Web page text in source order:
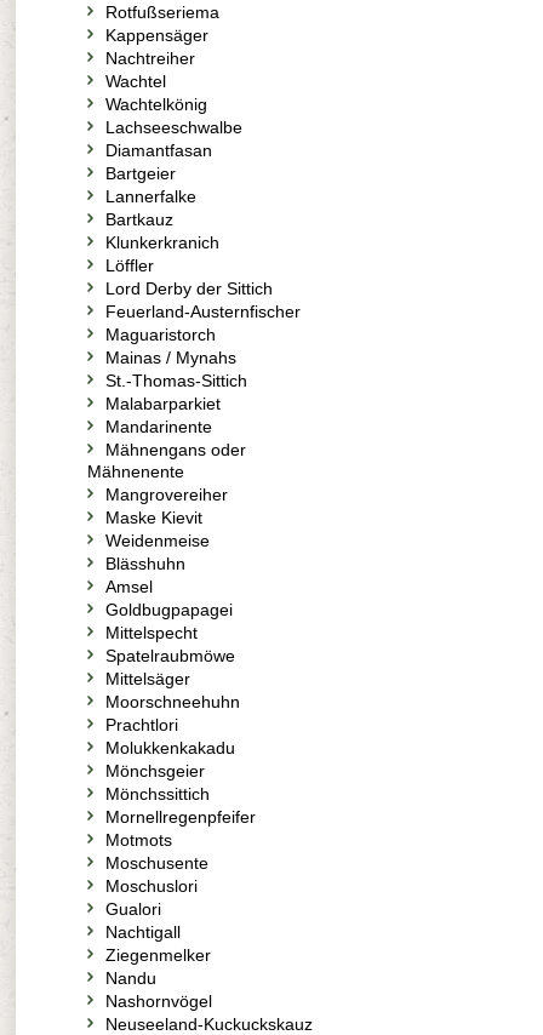
Rotfußseriema
Kappensäger
Nachtreiher
Wachtel
Wachtelkönig
Lachseeschwalbe
Diamantfasan
Bartgeier
Lannerfalke
Bartkauz
Klunkerkranich
Löffler
Lord Derby der Sittich
Feuerland-Austernfischer
Maguaristorch
Mainas / Mynahs
St.-Thomas-Sittich
Malabarparkiet
Mandarinente
Mähnengans oder
Mähnenente
Mangrovereiher
Maske Kievit
Weidenmeise
Blässhuhn
Amsel
Goldbugpapagei
Mittelspecht
Spatelraubmöwe
Mittelsäger
Moorschneehuhn
Prachtlori
Molukkenkakadu
Mönchsgeier
Mönchssittich
Mornellregenpfeifer
Motmots
Moschusente
Moschuslori
Gualori
Nachtigall
Ziegenmelker
Nandu
Nashornvögel
Neuseeland-Kuckuckskauz